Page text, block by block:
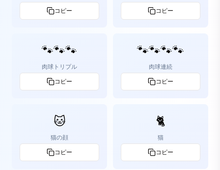
コピー コピー
🐾🐾🐾
肉球トリプル
コピー
🐾🐾🐾🐾
肉球連続
コピー
🐱
猫の顔
コピー
🐈
猫
コピー